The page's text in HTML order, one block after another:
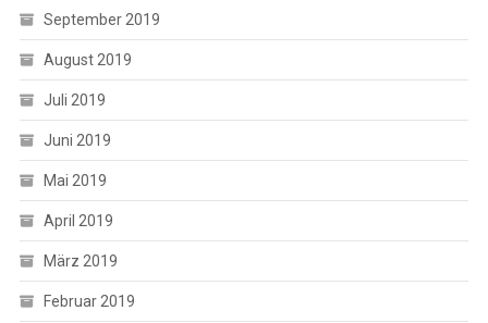
September 2019
August 2019
Juli 2019
Juni 2019
Mai 2019
April 2019
März 2019
Februar 2019